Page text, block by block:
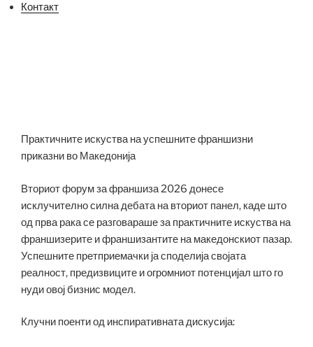
Контакт
Практичните искуства на успешните франшизни
приказни во Македонија
Вториот форум за франшиза 2026 донесе
исклучително силна дебата на вториот панел, каде што
од прва рака се разговараше за практичните искуства на
франшизерите и франшизантите на македонскиот пазар.
Успешните претприемачки ја споделија својата
реалност, предизвиците и огромниот потенцијал што го
нуди овој бизнис модел.
Клучни поенти од инспиративната дискусија: